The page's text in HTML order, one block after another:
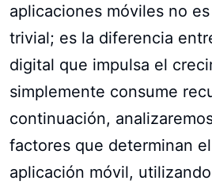
aplicaciones móviles no
trivial; es la diferencia
digital que impulsa el
simplemente consume
continuación,
factores que determinan
aplicación móvil,